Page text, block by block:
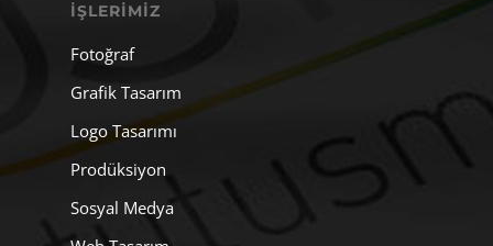
İŞLERIMIZ
Fotoğraf
Grafik Tasarım
Logo Tasarımı
Prodüksiyon
Sosyal Medya